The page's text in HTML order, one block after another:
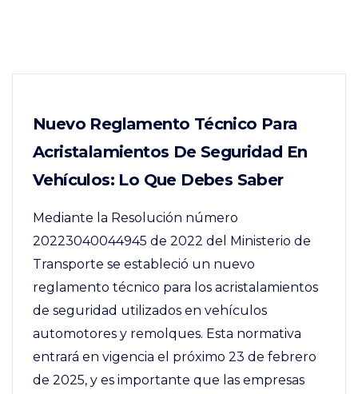
Nuevo Reglamento Técnico Para
Acristalamientos De Seguridad En
Vehículos: Lo Que Debes Saber
Mediante la Resolución número
20223040044945 de 2022 del Ministerio de
Transporte se estableció un nuevo
reglamento técnico para los acristalamientos
de seguridad utilizados en vehículos
automotores y remolques. Esta normativa
entrará en vigencia el próximo 23 de febrero
de 2025, y es importante que las empresas